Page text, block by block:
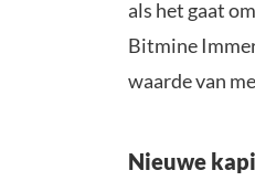
als het gaat
Bitmine
waarde van
Nieuwe